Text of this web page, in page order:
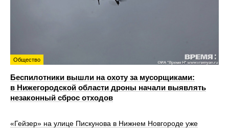
Общество
Беспилотники вышли на охоту за мусорщиками:
в Нижегородской области дроны начали выявлять
незаконный сброс отходов
«Гейзер» на улице Пискунова в Нижнем Новгороде уже